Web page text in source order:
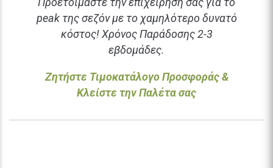
peak της σεζόν με το χαμηλότερο δυνατό
κόστος! Χρόνος Παράδοσης 2-3
εβδομάδες.
Ζητήστε Τιμοκατάλογο Προσφοράς &
Κλείστε την Παλέτα σας